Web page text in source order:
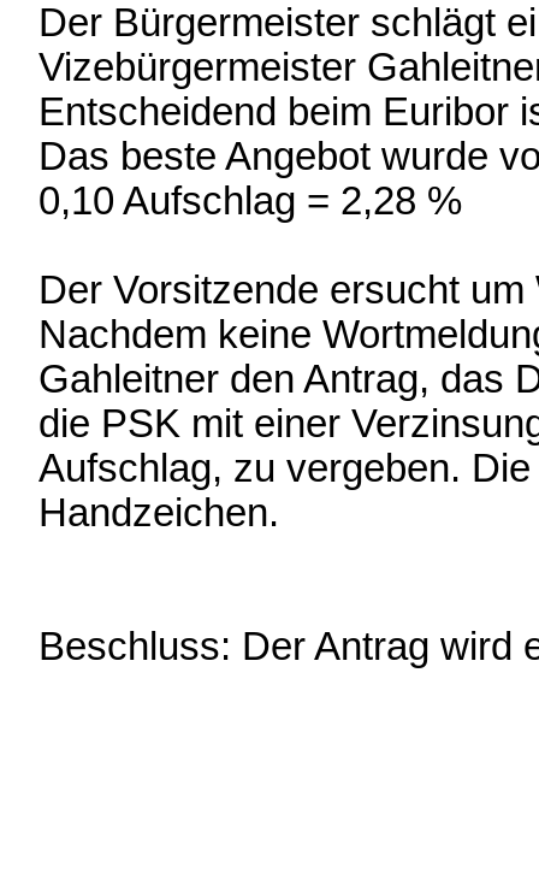
Der Bürgermeister schlägt
Vizebürgermeister
Entscheidend beim Euribor
Das beste Angebot wurde
0,10 Aufschlag = 2,28 %
Der Vorsitzende ersucht um
Nachdem keine
Gahleitner den Antrag, das
die PSK mit einer
Aufschlag, zu vergeben.
Handzeichen.
Beschluss: Der Antrag wird